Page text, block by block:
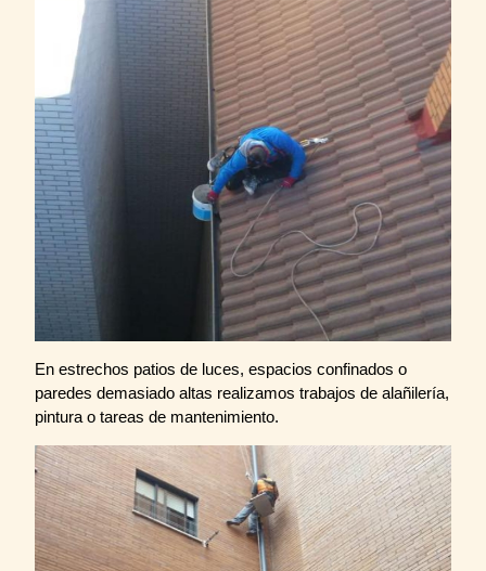
En estrechos patios de luces, espacios confinados o
paredes demasiado altas realizamos trabajos de alañilería,
pintura o tareas de mantenimiento.